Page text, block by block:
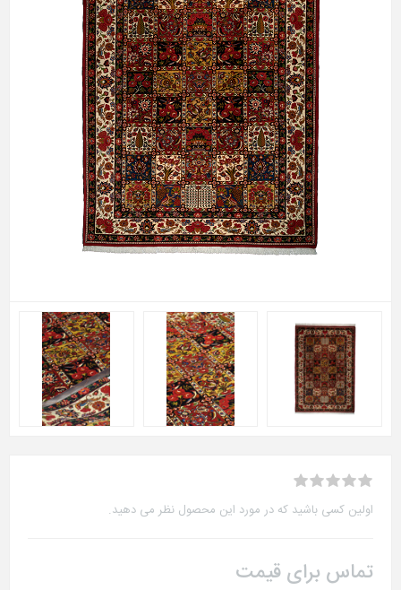
اولین کسی باشید که در مورد این محصول نظر می دهید.
تماس برای قیمت